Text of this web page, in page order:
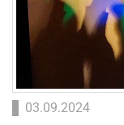
03.09.2024